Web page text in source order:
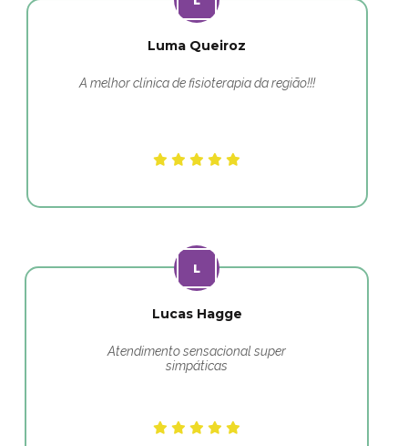
Luma Queiroz
A melhor clínica de fisioterapia da região!!!
Lucas Hagge
Atendimento sensacional super
simpáticas